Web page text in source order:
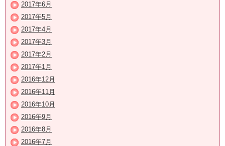
2017年6月
2017年5月
2017年4月
2017年3月
2017年2月
2017年1月
2016年12月
2016年11月
2016年10月
2016年9月
2016年8月
2016年7月